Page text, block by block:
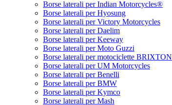
Borse laterali per Indian Motorcycles®
Borse laterali per Hyosung
Borse laterali per Victory Motorcycles
Borse laterali per Daelim
Borse laterali per Keeway
Borse laterali per Moto Guzzi
Borse laterali per motociclette BRIXTON
Borse laterali per UM Motorcycles
Borse laterali per Benelli
Borse laterali per BMW
Borse laterali per Kymco
Borse laterali per Mash